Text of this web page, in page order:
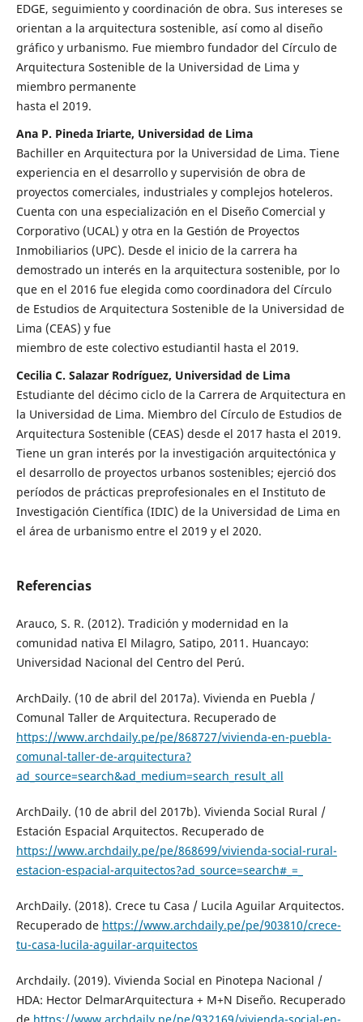
EDGE, seguimiento y coordinación de obra. Sus intereses se
orientan a la arquitectura sostenible, así como al diseño
gráfico y urbanismo. Fue miembro fundador del Círculo de
Arquitectura Sostenible de la Universidad de Lima y
miembro permanente
hasta el 2019.
Ana P. Pineda Iriarte, Universidad de Lima
Bachiller en Arquitectura por la Universidad de Lima. Tiene
experiencia en el desarrollo y supervisión de obra de
proyectos comerciales, industriales y complejos hoteleros.
Cuenta con una especialización en el Diseño Comercial y
Corporativo (UCAL) y otra en la Gestión de Proyectos
Inmobiliarios (UPC). Desde el inicio de la carrera ha
demostrado un interés en la arquitectura sostenible, por lo
que en el 2016 fue elegida como coordinadora del Círculo
de Estudios de Arquitectura Sostenible de la Universidad de
Lima (CEAS) y fue
miembro de este colectivo estudiantil hasta el 2019.
Cecilia C. Salazar Rodríguez, Universidad de Lima
Estudiante del décimo ciclo de la Carrera de Arquitectura en
la Universidad de Lima. Miembro del Círculo de Estudios de
Arquitectura Sostenible (CEAS) desde el 2017 hasta el 2019.
Tiene un gran interés por la investigación arquitectónica y
el desarrollo de proyectos urbanos sostenibles; ejerció dos
períodos de prácticas preprofesionales en el Instituto de
Investigación Científica (IDIC) de la Universidad de Lima en
el área de urbanismo entre el 2019 y el 2020.
Referencias
Arauco, S. R. (2012). Tradición y modernidad en la
comunidad nativa El Milagro, Satipo, 2011. Huancayo:
Universidad Nacional del Centro del Perú.
ArchDaily. (10 de abril del 2017a). Vivienda en Puebla /
Comunal Taller de Arquitectura. Recuperado de
https://www.archdaily.pe/pe/868727/vivienda-en-puebla-
comunal-taller-de-arquitectura?
ad_source=search&ad_medium=search_result_all
ArchDaily. (10 de abril del 2017b). Vivienda Social Rural /
Estación Espacial Arquitectos. Recuperado de
https://www.archdaily.pe/pe/868699/vivienda-social-rural-
estacion-espacial-arquitectos?ad_source=search#_=_
ArchDaily. (2018). Crece tu Casa / Lucila Aguilar Arquitectos.
Recuperado de https://www.archdaily.pe/pe/903810/crece-
tu-casa-lucila-aguilar-arquitectos
Archdaily. (2019). Vivienda Social en Pinotepa Nacional /
HDA: Hector DelmarArquitectura + M+N Diseño. Recuperado